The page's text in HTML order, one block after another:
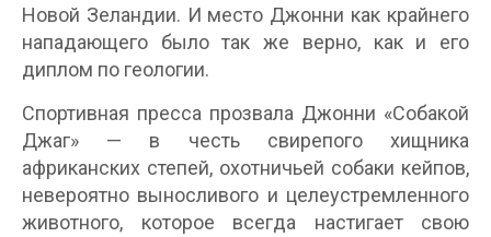
Новой Зеландии. И место Джонни как крайнего
нападающего было так же верно, как и его
диплом по геологии.
Спортивная пресса прозвала Джонни «Собакой
Джаг» — в честь свирепого хищника
африканских степей, охотничьей собаки кейпов,
невероятно выносливого и целеустремленного
животного, которое всегда настигает свою